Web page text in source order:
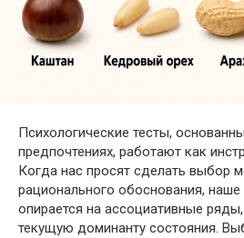
Психологические тесты,
предпочтениях, работают как
Когда нас просят сделать выбор
рационального обоснования,
опирается на ассоциативные
текущую доминанту состояния.